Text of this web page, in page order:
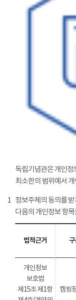
독립기념관은 개인정
최소한의 범위에서
1 정보주체의 동의를
다음의 개인정보 항
법적근거
개인정보
보호법
제15조 제1항
캠핑